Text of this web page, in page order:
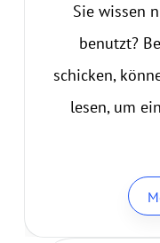
Sie wissen
benutzt?
schicken,
lesen, um